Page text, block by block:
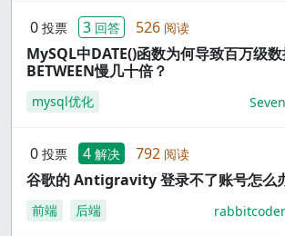
0 投票 3 回答 526 阅读
MySQL中DATE()函数为何导致百万级
BETWEEN慢几十倍？
mysql优化 Seven
0 投票 4 解决 792 阅读
谷歌的 Antigravity 登录不了账号怎么
前端 后端 rabbitcoder